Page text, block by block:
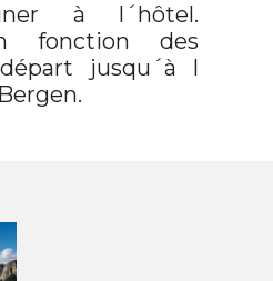
à l´hôtel.
fonction des
jusqu´à l